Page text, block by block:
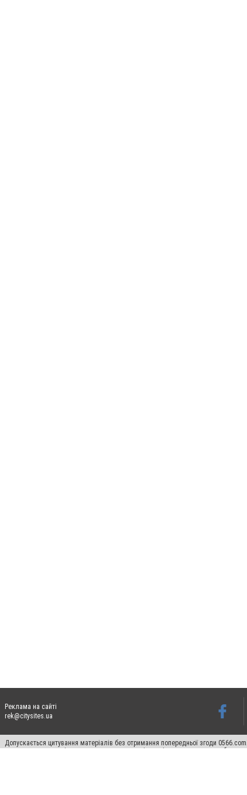
Реклама на сайті
rek@citysites.ua
Допускається цитування матеріалів без отримання попередньої згоди
пошукових систем гіперпосилання на цитовані статті не нижче другого